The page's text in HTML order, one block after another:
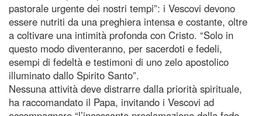
pastorale urgente dei nostri tempi”: i Vescovi devono
essere nutriti da una preghiera intensa e costante, oltre
a coltivare una intimità profonda con Cristo. “Solo in
questo modo diventeranno, per sacerdoti e fedeli,
esempi di fedeltà e testimoni di uno zelo apostolico
illuminato dallo Spirito Santo”.
Nessuna attività deve distrarre dalla priorità spirituale,
ha raccomandato il Papa, invitando i Vescovi ad